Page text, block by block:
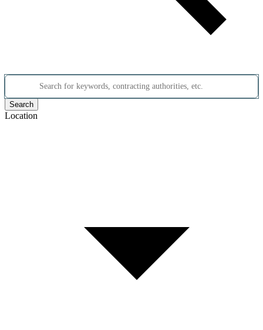
Search for keywords, contracting authorities, etc.
Search
Location